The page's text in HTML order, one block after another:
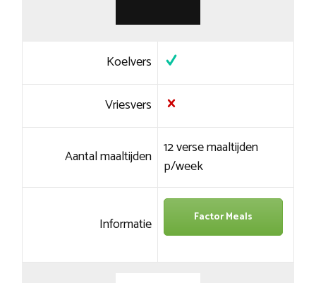
Koelvers
Vriesvers
Aantal maaltijden 12 verse maaltijden
p/week
Informatie Factor Meals